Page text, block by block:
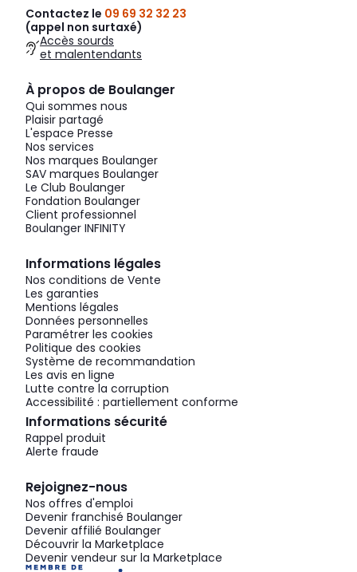
Contactez le 09 69 32 32 23
(appel non surtaxé)
Accès sourds
et malentendants
À propos de Boulanger
Qui sommes nous
Plaisir partagé
L'espace Presse
Nos services
Nos marques Boulanger
SAV marques Boulanger
Le Club Boulanger
Fondation Boulanger
Client professionnel
Boulanger INFINITY
Informations légales
Nos conditions de Vente
Les garanties
Mentions légales
Données personnelles
Paramétrer les cookies
Politique des cookies
Système de recommandation
Les avis en ligne
Lutte contre la corruption
Accessibilité : partiellement conforme
Informations sécurité
Rappel produit
Alerte fraude
Rejoignez-nous
Nos offres d'emploi
Devenir franchisé Boulanger
Devenir affilié Boulanger
Découvrir la Marketplace
Devenir vendeur sur la Marketplace